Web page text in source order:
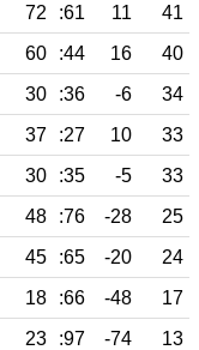
72 :61 11
41
60 :44 16
40
30 :36 -6
34
37 :27 10
33
30 :35 -5
33
48 :76 -28
25
45 :65 -20
24
18 :66 -48
17
23 :97 -74
13